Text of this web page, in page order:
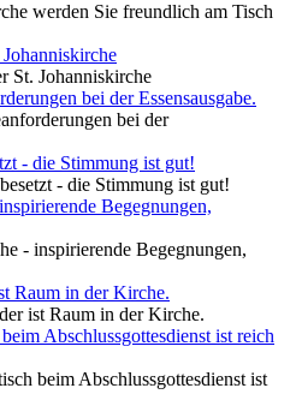
werden Sie freundlich am Tisch
St. Johanniskirche
bei der
- die Stimmung ist gut!
- inspirierende Begegnungen,
ist Raum in der Kirche.
beim Abschlussgottesdienst ist